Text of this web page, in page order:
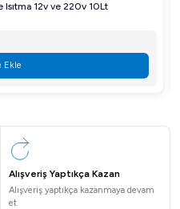
Isıtma 12v ve 220v 10Lt
Ekle
Alışveriş Yaptıkça Kazan
Alışveriş yaptıkça kazanmaya devam
et